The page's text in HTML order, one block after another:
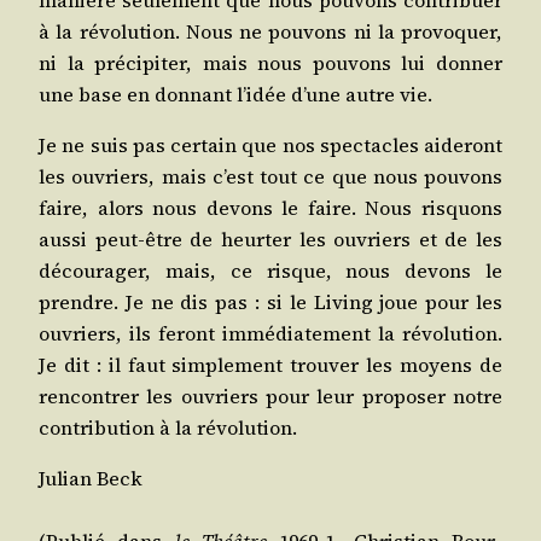
à la révo­lu­tion. Nous ne pou­vons ni la pro­vo­quer,
ni la pré­ci­pi­ter, mais nous pou­vons lui don­ner
une base en don­nant l’idée d’une autre vie.
Je ne suis pas cer­tain que nos spec­tacles aide­ront
les ouvriers, mais c’est tout ce que nous pou­vons
faire, alors nous devons le faire. Nous ris­quons
aus­si peut‑être de heur­ter les ouvriers et de les
décou­ra­ger, mais, ce risque, nous devons le
prendre. Je ne dis pas : si le Living joue pour les
ouvriers, ils feront immé­dia­te­ment la révo­lu­tion.
Je dit : il faut sim­ple­ment trou­ver les moyens de
ren­con­trer les ouvriers pour leur pro­po­ser notre
contri­bu­tion à la révolution.
Julian Beck